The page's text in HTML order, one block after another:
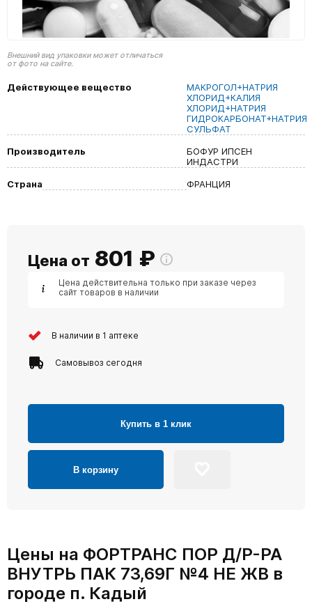
Внешний вид упаковки может отличаться
от фото на сайте.
Действующее вещество
МАКРОГОЛ+НАТРИЯ
ХЛОРИД+КАЛИЯ
ХЛОРИД+НАТРИЯ
ГИДРОКАРБОНАТ+НАТРИЯ
СУЛЬФАТ
Производитель
БОФУР ИПСЕН
ИНДАСТРИ
Страна
ФРАНЦИЯ
Цена от 801 ₽
Цена действительна только при заказе через
сайт товаров в наличии
В наличии в 1 аптеке
Самовывоз сегодня
Купить в 1 клик
В корзину
Цены на ФОРТРАНС ПОР Д/Р-РА
ВНУТРЬ ПАК 73,69Г №4 НЕ ЖВ в
городе п. Кадый